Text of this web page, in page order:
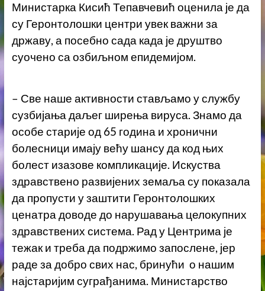
Министарка Кисић Тепавчевић оценила је да
су Геронтолошки центри увек важни за
државу, а посебно сада када је друштво
суочено са озбиљном епидемијом.
– Све наше активности стављамо у службу
сузбијања даљег ширења вируса. Знамо да
особе старије од 65 година и хронични
болесници имају већу шансу да код њих
болест изазове компликације. Искуства
здравствено развијених земаља су показала
да пропусти у заштити Геронтолошких
ценатра доводе до нарушавања целокупних
здравствених система. Рад у Центрима је
тежак и треба да подржимо запослене, јер
раде за добро свих нас, бринући о нашим
најстаријим суграђанима. Министарство